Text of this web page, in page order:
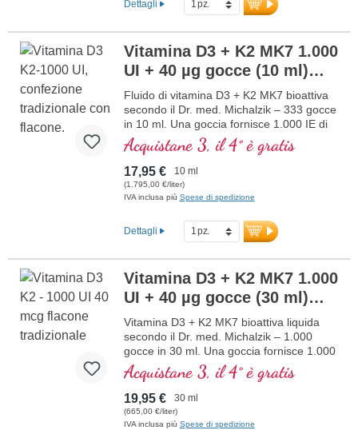
una migliore biodisponibilità. Questa
contribuisce alla normale funzione
muscolare e alla normale funzione del
sistema immunitario. Prodotto in
Germania senza ingegneria genetica, in
produzione propria controllata attiva da 25
anni, vegetariano senza additivi e testato
in laboratorio. Sviluppato da medici.
maggiori informazioni su Vitamina
D3 + K2
Dettagli
Vitamina D3 + K2 MK7 1.000
UI + 40 µg gocce (10 ml)
NUOVO
Fluido di vitamina D3 + K2 MK7 bioattiva
secondo il Dr. med. Michalzik – 333 gocce
in 10 ml. Una goccia fornisce 1.000 IE di
vitamina D3 e 40 μg di K2 (MK7 all-trans).
Massima qualità premium da pregiata
materia prima speciale vegetariana in
combinazione ottimale con la forma K2
all-trans particolarmente bioattiva.
coltivato senza pesticidi, per una migliore
biodisponibilità. Questa combinazione
funzione muscolare e alla normale
funzione del sistema immunitario.
Prodotto in Germania senza ingegneria
genetica, in una produzione propria
controllata attiva da 25 anni, vegetariano
senza additivi e testato in laboratorio.
Sviluppato da medici.
maggiori informazioni su vitamina D3
+ K2
Acquistane 3, il 4° è gratis
17,95 € 10 ml
(1.795,00 €/liter)
IVA inclusa più Spese di spedizione
Dettagli
Vitamina D3 + K2 MK7 1.000
UI + 40 µg gocce (30 ml)
NUOVO
Vitamina D3 + K2 MK7 bioattiva liquida
secondo il Dr. med. Michalzik – 1.000
gocce in 30 ml. Una goccia fornisce 1.000
IE di vitamina D3 e 40 μg di K2 (MK7 all-
trans). Massima qualità premium da
materia prima speciale vegetariana di alta
qualità, in combinazione ottimale con la
forma K2 all-trans particolarmente
Acquistane 3, il 4° è gratis
19,95 € 30 ml
(665,00 €/liter)
IVA inclusa più Spese di spedizione